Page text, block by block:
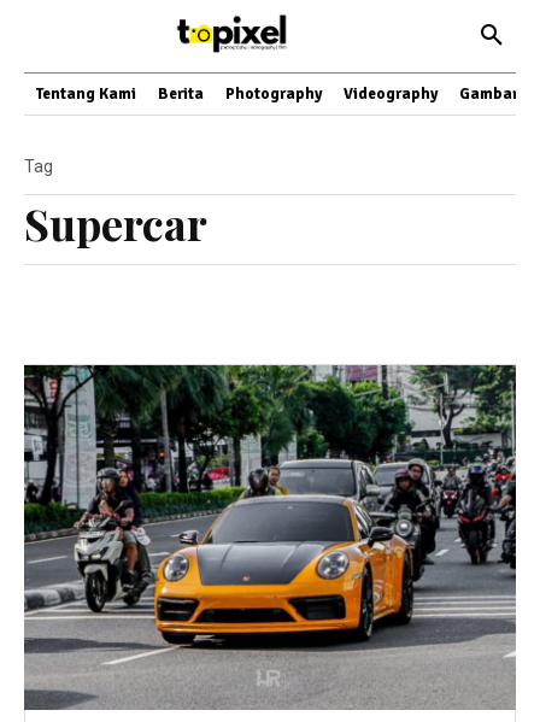
Tentang Kami Berita Photography Videography Gambar
Supercar
Tag